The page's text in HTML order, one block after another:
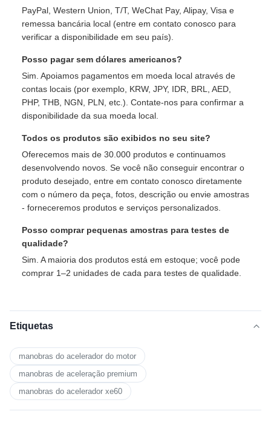
PayPal, Western Union, T/T, WeChat Pay, Alipay, Visa e
remessa bancária local (entre em contato conosco para
verificar a disponibilidade em seu país).
Posso pagar sem dólares americanos?
Sim. Apoiamos pagamentos em moeda local através de
contas locais (por exemplo, KRW, JPY, IDR, BRL, AED,
PHP, THB, NGN, PLN, etc.). Contate-nos para confirmar a
disponibilidade da sua moeda local.
Todos os produtos são exibidos no seu site?
Oferecemos mais de 30.000 produtos e continuamos
desenvolvendo novos. Se você não conseguir encontrar o
produto desejado, entre em contato conosco diretamente
com o número da peça, fotos, descrição ou envie amostras
- forneceremos produtos e serviços personalizados.
Posso comprar pequenas amostras para testes de
qualidade?
Sim. A maioria dos produtos está em estoque; você pode
comprar 1–2 unidades de cada para testes de qualidade.
Etiquetas
manobras do acelerador do motor
manobras de aceleração premium
manobras do acelerador xe60